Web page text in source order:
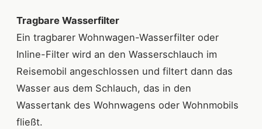
Tragbare Wasserfilter
Ein tragbarer Wohnwagen-Wasserfilter oder
Inline-Filter wird an den Wasserschlauch im
Reisemobil angeschlossen und filtert dann das
Wasser aus dem Schlauch, das in den
Wassertank des Wohnwagens oder Wohnmobils
fließt.